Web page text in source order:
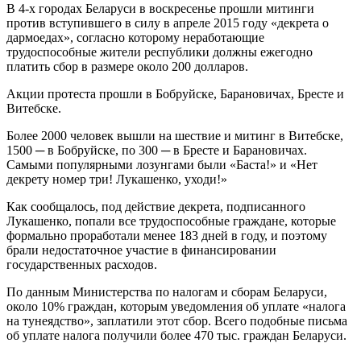
В 4-х городах Беларуси в воскресенье прошли митинги
против вступившего в силу в апреле 2015 году «декрета о
дармоедах», согласно которому неработающие
трудоспособные жители республики должны ежегодно
платить сбор в размере около 200 долларов.
Акции протеста прошли в Бобруйске, Барановичах, Бресте и
Витебске.
Более 2000 человек вышли на шествие и митинг в Витебске,
1500 ─ в Бобруйске, по 300 ─ в Бресте и Барановичах.
Самыми популярными лозунгами были «Баста!» и «Нет
декрету номер три! Лукашенко, уходи!»
Как сообщалось, под действие декрета, подписанного
Лукашенко, попали все трудоспособные граждане, которые
формально проработали менее 183 дней в году, и поэтому
брали недостаточное участие в финансировании
государственных расходов.
По данным Министерства по налогам и сборам Беларуси,
около 10% граждан, которым уведомления об уплате «налога
на тунеядство», заплатили этот сбор. Всего подобные письма
об уплате налога получили более 470 тыс. граждан Беларуси.